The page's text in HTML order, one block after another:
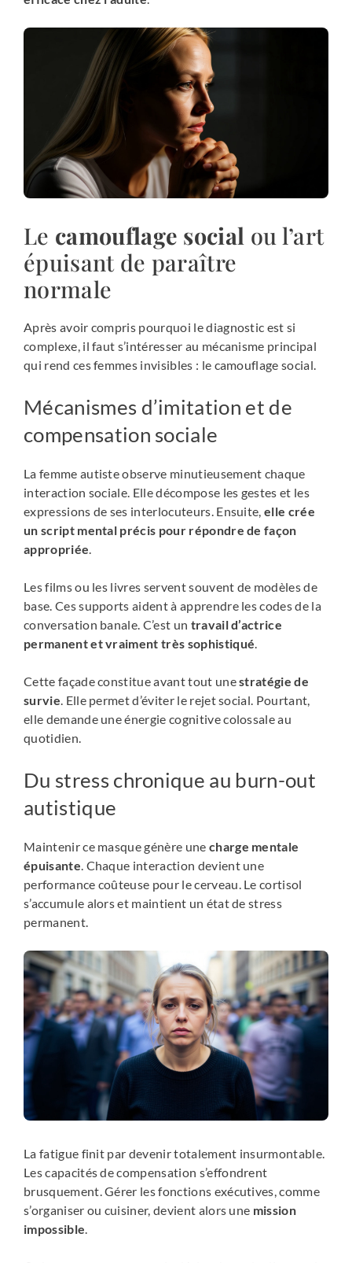
Le camouflage social ou l’art
épuisant de paraître
normale
Après avoir compris pourquoi le diagnostic est si
complexe, il faut s’intéresser au mécanisme principal
qui rend ces femmes invisibles : le camouflage social.
Mécanismes d’imitation et de
compensation sociale
La femme autiste observe minutieusement chaque
interaction sociale. Elle décompose les gestes et les
expressions de ses interlocuteurs. Ensuite,elle crée
un script mental précis pour répondre de façon
appropriée.
Les films ou les livres servent souvent de modèles de
base. Ces supports aident à apprendre les codes de la
conversation banale. C’est un travail d’actrice
permanent et vraiment très sophistiqué.
Cette façade constitue avant tout unestratégie de
survie. Elle permet d’éviter le rejet social. Pourtant,
elle demande une énergie cognitive colossale au
quotidien.
Du stress chronique au burn-out
autistique
Maintenir ce masque génère une charge mentale
épuisante. Chaque interaction devient une
performance coûteuse pour le cerveau. Le cortisol
s’accumule alors et maintient un état de stress
permanent.
La fatigue finit par devenir totalement insurmontable.
Les capacités de compensation s’effondrent
brusquement. Gérer les fonctions exécutives, comme
s’organiser ou cuisiner, devient alors une mission
impossible.